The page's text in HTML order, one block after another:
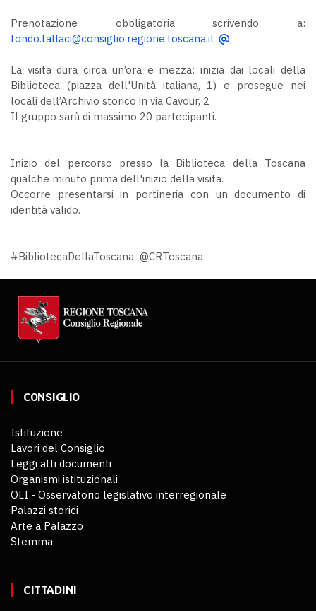
Prenotazione obbligatoria scrivendo a:
fondo.fallaci@consiglio.regione.toscana.it
La visita dura circa un’ora e mezza: inizia dai locali della
Biblioteca (piazza dell'Unità italiana, 1) e prosegue nei
locali dell’Archivio storico in via Cavour, 2
Il gruppo sarà di massimo 20 partecipanti.
Inizio del percorso presso la Biblioteca della Toscana
qualche minuto prima dell'inizio della visita.
Occorre presentarsi in portineria con un documento di
identità valido.
#BibliotecaDellaToscana @CRToscana
CONSIGLIO
Istituzione
Lavori del Consiglio
Leggi atti documenti
Organismi istituzionali
OLI - Osservatorio legislativo interregionale
Palazzi storici
Arte a Palazzo
Stemma
CITTADINI